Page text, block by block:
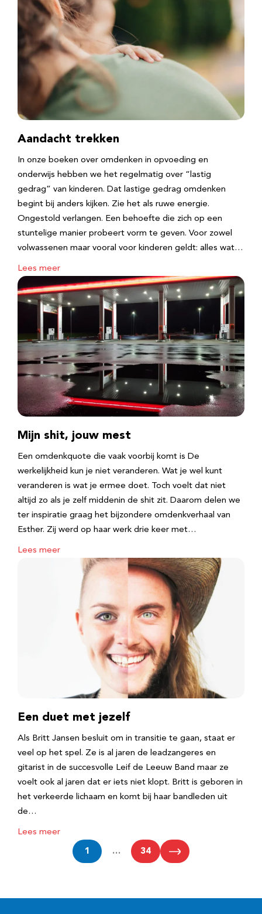
Aandacht trekken
In onze boeken over omdenken in opvoeding en
onderwijs hebben we het regelmatig over “lastig
gedrag” van kinderen. Dat lastige gedrag omdenken
begint bij anders kijken. Zie het als ruwe energie.
Ongestold verlangen. Een behoefte die zich op een
stuntelige manier probeert vorm te geven. Voor zowel
volwassenen maar vooral voor kinderen geldt: alles wat…
Lees meer
Mijn shit, jouw mest
Een omdenkquote die vaak voorbij komt is De
werkelijkheid kun je niet veranderen. Wat je wel kunt
veranderen is wat je ermee doet. Toch voelt dat niet
altijd zo als je zelf middenin de shit zit. Daarom delen we
ter inspiratie graag het bijzondere omdenkverhaal van
Esther. Zij werd op haar werk drie keer met…
Lees meer
Een duet met jezelf
Als Britt Jansen besluit om in transitie te gaan, staat er
veel op het spel. Ze is al jaren de leadzangeres en
gitarist in de succesvolle Leif de Leeuw Band maar ze
voelt ook al jaren dat er iets niet klopt. Britt is geboren in
het verkeerde lichaam en komt bij haar bandleden uit
de…
Lees meer
1 … 34